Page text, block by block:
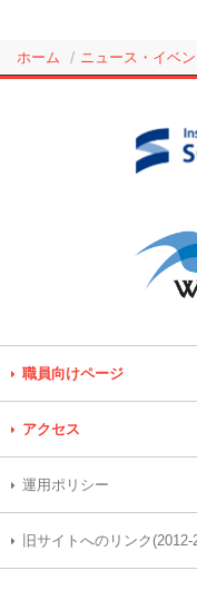
ホーム ニュース・イベン
職員向けページ
アクセス
運用ポリシー
旧サイトへのリンク(2012-